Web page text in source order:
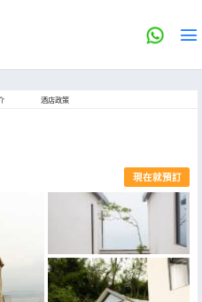
酒店政策
現在就預訂